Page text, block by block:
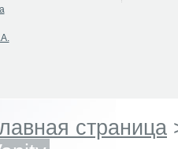
страница